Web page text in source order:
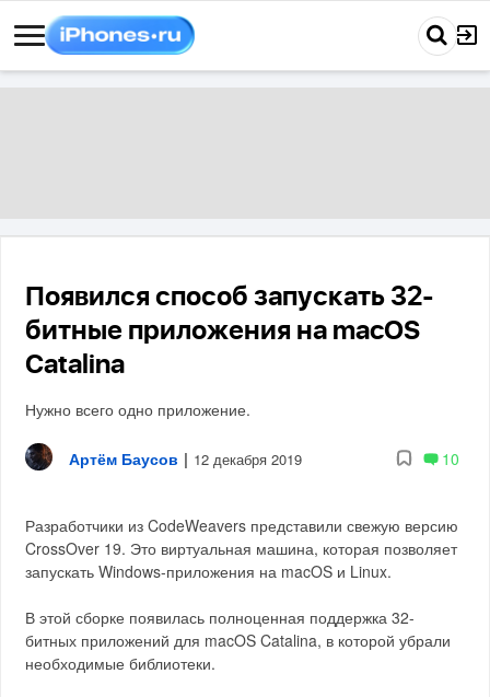
Появился способ запускать 32-
битные приложения на macOS
Catalina
Нужно всего одно приложение.
Артём Баусов | 12 декабря 2019 10
Разработчики из CodeWeavers представили свежую версию
CrossOver 19. Это виртуальная машина, которая позволяет
запускать Windows-приложения на macOS и Linux.
В этой сборке появилась полноценная поддержка 32-
битных приложений для macOS Catalina, в которой убрали
необходимые библиотеки.